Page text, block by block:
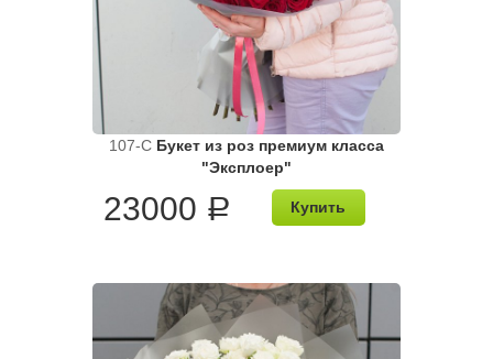
107-C Букет из роз премиум класса
"Эксплоер"
23000 a Купить